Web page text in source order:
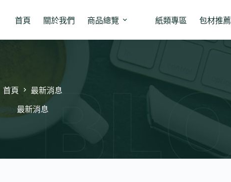
首頁 關於我們 商品總覽 紙類專區 包材推薦
首頁 最新消息
最新消息